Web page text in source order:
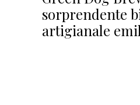
sorprendente
artigianale